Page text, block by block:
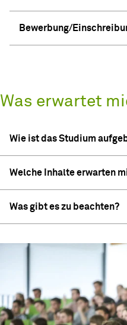
Bewerbung/
Was erwartet
Wie ist das Studium
Welche Inhalte erwarten
Was gibt es zu beachten?